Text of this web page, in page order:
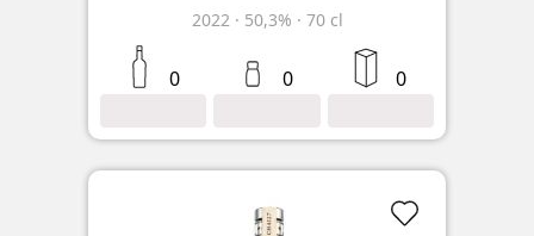
2022 · 50,3% · 70 cl
0 0 0